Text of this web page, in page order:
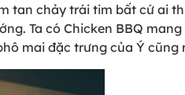
tan chảy trái tim bất cứ ai
Ta có Chicken BBQ
mai đặc trưng của Ý cũng